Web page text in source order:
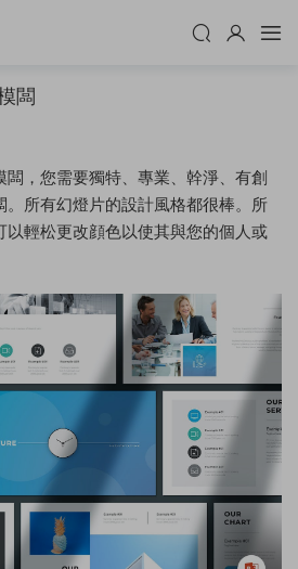
闆
，您需要獨特、專業、幹淨、有創
。所有幻燈片的設計風格都很棒。所
以輕松更改顔色以使其與您的個人或